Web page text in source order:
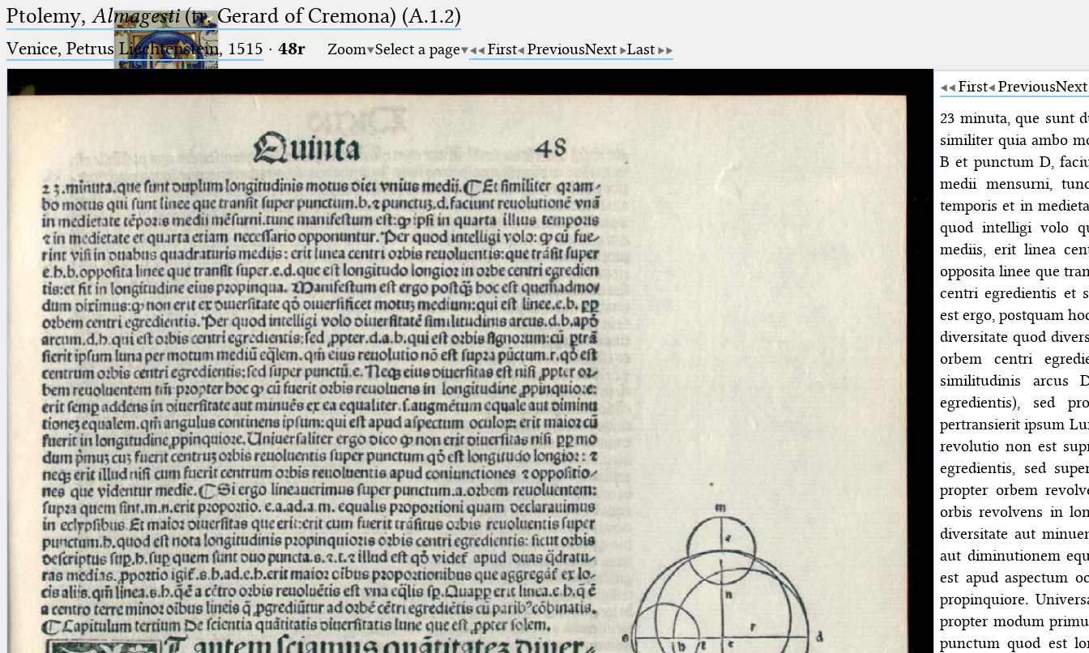
Ptolemaeus
Arabus et Latinus
(the underscore) is the placeholder
for exactly one character.
(the percent sign) is the
placeholder for no, one or more
than one character.
%% (two percent signs) is the
placeholder for no, one or more
than one character, but not for
blank space (so that a search ends
at word boundaries).
🔎︎
Start
Project
Team
News
Jobs
Publications
Conference
Arabic Works
Arabic Manuscripts
Latin Works
Latin Manuscripts
Latin Early Prints
Images
Texts
Ptolemy, Almagesti(tr. Gerard of Cremona) (A.1.2)
Venice, Petrus Liechtenstein, 1515 · 48r Zoom Select a page First PreviousNext Last
First PreviousNext
23 minuta, que sunt
similiter quia ambo
B et punctum D,
medii mensurni,
temporis et in
quod intelligi volo
mediis, erit linea
opposita linee que
centri egredientis et
est ergo, postquam
diversitate quod
orbem centri
similitudinis arcus
egredientis), sed
pertransierit ipsum
revolutio non est
egredientis, sed
propter orbem
orbis revolvens in
diversitate aut
aut diminutionem
est apud aspectum
propinquiore.
propter modum
punctum quod est